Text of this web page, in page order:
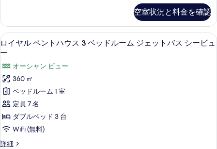
表
示
す
る
真
を
表
示
す
る
の
す
べ
て
の
写
真
を
表
示
ベ
ッ
ド
ム
(Residence)
の
詳
細
空室状況と料金を確認
ロ
イ
ヤ
ル
ペ
ン
ト
ハ
ウ
40 インチの液晶テレビ (衛星放送視
17
ロイヤル ペントハウス 3 ベッドルーム ジェットバス シービュ
ー
オーシャン ビュー
360 ㎡
ベッドルーム 1 室
定員 7 名
ダブルベッド 3 台
WiFi (無料)
詳細
ロ